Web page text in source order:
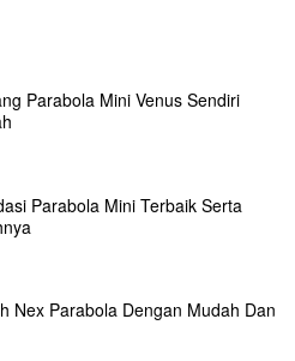
Parabola Mini Venus Sendiri
Parabola Mini Terbaik Serta
Nex Parabola Dengan Mudah Dan